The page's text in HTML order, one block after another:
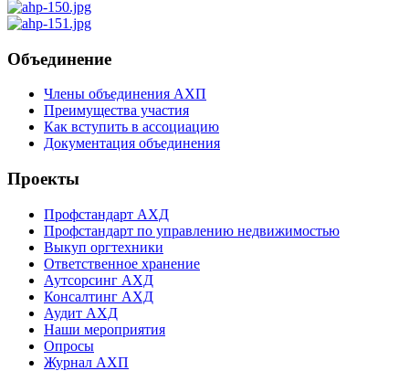
Объединение
Члены объединения АХП
Преимущества участия
Как вступить в ассоциацию
Документация объединения
Проекты
Профстандарт АХД
Профстандарт по управлению недвижимостью
Выкуп оргтехники
Ответственное хранение
Аутсорсинг АХД
Консалтинг АХД
Аудит АХД
Наши мероприятия
Опросы
Журнал АХП